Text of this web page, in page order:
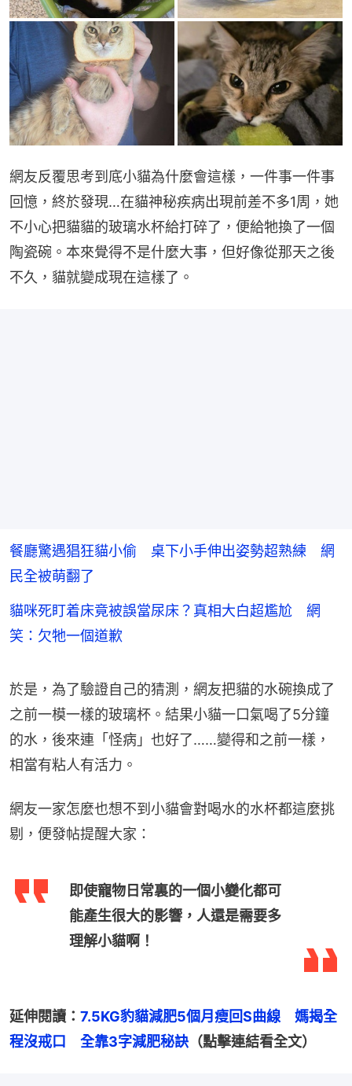
網友反覆思考到底小貓為什麼會這樣，一件事一件事
回憶，終於發現…在貓神秘疾病出現前差不多1周，她
不小心把貓貓的玻璃水杯給打碎了，便給牠換了一個
陶瓷碗。本來覺得不是什麼大事，但好像從那天之後
不久，貓就變成現在這樣了。
餐廳驚遇猖狂貓小偷 桌下小手伸出姿勢超熟練 網
民全被萌翻了
貓咪死盯着床竟被誤當尿床？真相大白超尷尬 網
笑：欠牠一個道歉
於是，為了驗證自己的猜測，網友把貓的水碗換成了
之前一模一樣的玻璃杯。結果小貓一口氣喝了5分鐘
的水，後來連「怪病」也好了……變得和之前一樣，
相當有粘人有活力。
網友一家怎麼也想不到小貓會對喝水的水杯都這麼挑
剔，便發帖提醒大家：
即使寵物日常裏的一個小變化都可
能產生很大的影響，人還是需要多
理解小貓啊！
延伸閱讀： 7.5KG豹貓減肥5個月瘦回S曲線　媽揭全
程沒戒口　全靠3字減肥秘訣 （點擊連結看全文）